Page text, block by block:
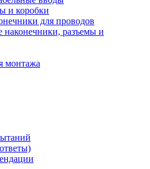
и коробки
для проводов
наконечники, разъемы и
монтажа